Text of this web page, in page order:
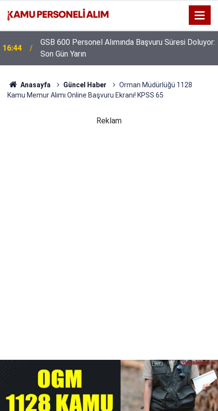
16:44
GSB 600 Personel Alımında Başvuru Süresi Doluyor:
Son Gün Yarın
Anasayfa Güncel Haber
Orman Müdürlüğü 1128
Kamu Memur Alımı Online Başvuru Ekranı! KPSS 65
Reklam